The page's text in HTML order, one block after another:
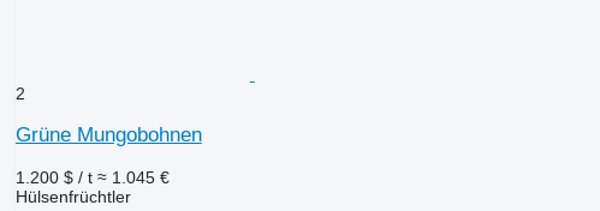
2
Grüne Mungobohnen
1.200 $ / t ≈ 1.045 €
Hülsenfrüchtler